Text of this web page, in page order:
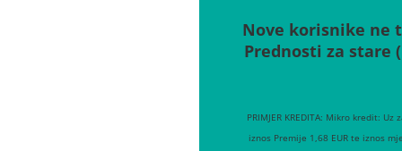
Nove korisnike ne
Prednosti za stare
PRIMJER KREDITA: Mikro kredit:
iznos Premije 1,68 EUR te iznos